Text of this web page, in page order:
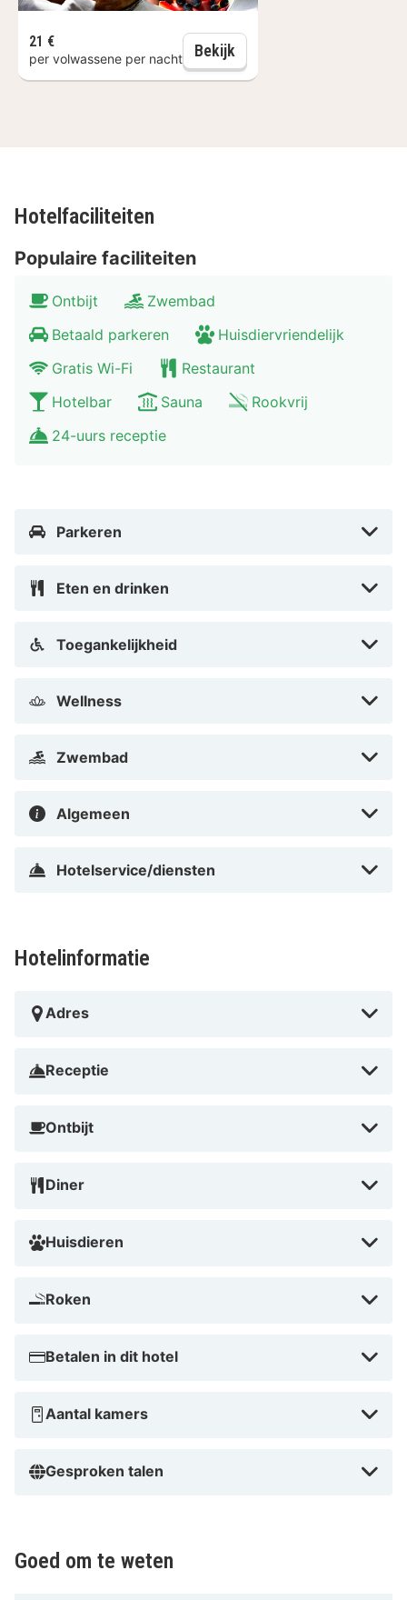
Luik in de wijk Le Carré. Wandel door de historische
stad met vele monumenten en beklim de Trappen van
21 €
per volwassene per nacht Bekijk
Hotelfaciliteiten
Populaire faciliteiten
Ontbijt
Zwembad
Betaald parkeren
Huisdiervriendelijk
Gratis Wi-Fi
Restaurant
Hotelbar
Sauna
Rookvrij
24-uurs receptie
Parkeren
Eten en drinken
Toegankelijkheid
Wellness
Zwembad
Algemeen
Hotelservice/diensten
Hotelinformatie
Adres
Receptie
Ontbijt
Diner
Huisdieren
Roken
Betalen in dit hotel
Aantal kamers
Gesproken talen
Goed om te weten